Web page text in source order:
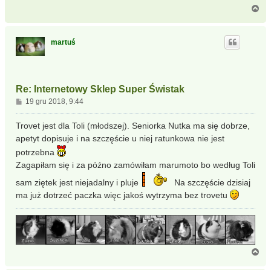
martuś
Re: Internetowy Sklep Super Świstak
P
o
19 gru 2018, 9:44
Trovet jest dla Toli (młodszej). Seniorka Nutka ma się dobrze,
apetyt dopisuje i na szczęście u niej ratunkowa nie jest
potrzebna
Zagapiłam się i za późno zamówiłam marumoto bo według Toli
sam ziętek jest niejadalny i pluje
Na szczęście dzisiaj
ma już dotrzeć paczka więc jakoś wytrzyma bez trovetu